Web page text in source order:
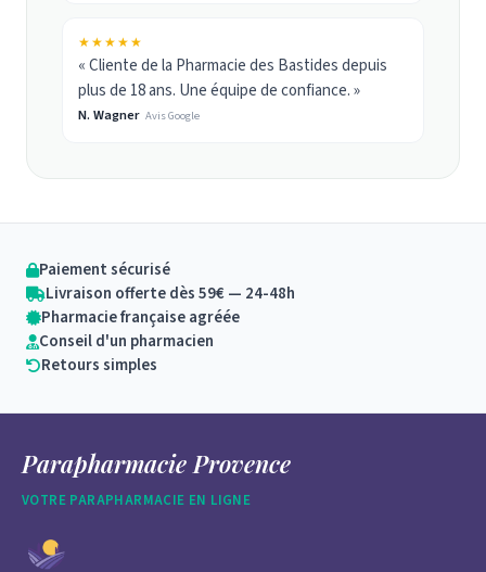
★★★★★
« Cliente de la Pharmacie des Bastides depuis
plus de 18 ans. Une équipe de confiance. »
N. Wagner Avis Google
Paiement sécurisé
Livraison offerte dès 59€ — 24-48h
Pharmacie française agréée
Conseil d'un pharmacien
Retours simples
Parapharmacie Provence
VOTRE PARAPHARMACIE EN LIGNE